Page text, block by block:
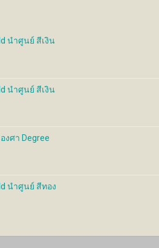
นำศูนย์ สีเงิน
100 ฿
through
480 ฿
นำศูนย์ สีเงิน
100 ฿
through
งศา Degree
280 ฿
through
930 ฿
นำศูนย์ สีทอง
through